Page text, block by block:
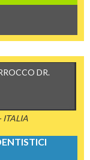
DR.
ITALIA